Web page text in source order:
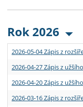
Rok 2026
2026-05-04 Zápis z
2026-04-27 Zápis z
2026-04-20 Zápis z
2026-03-16 Zápis z